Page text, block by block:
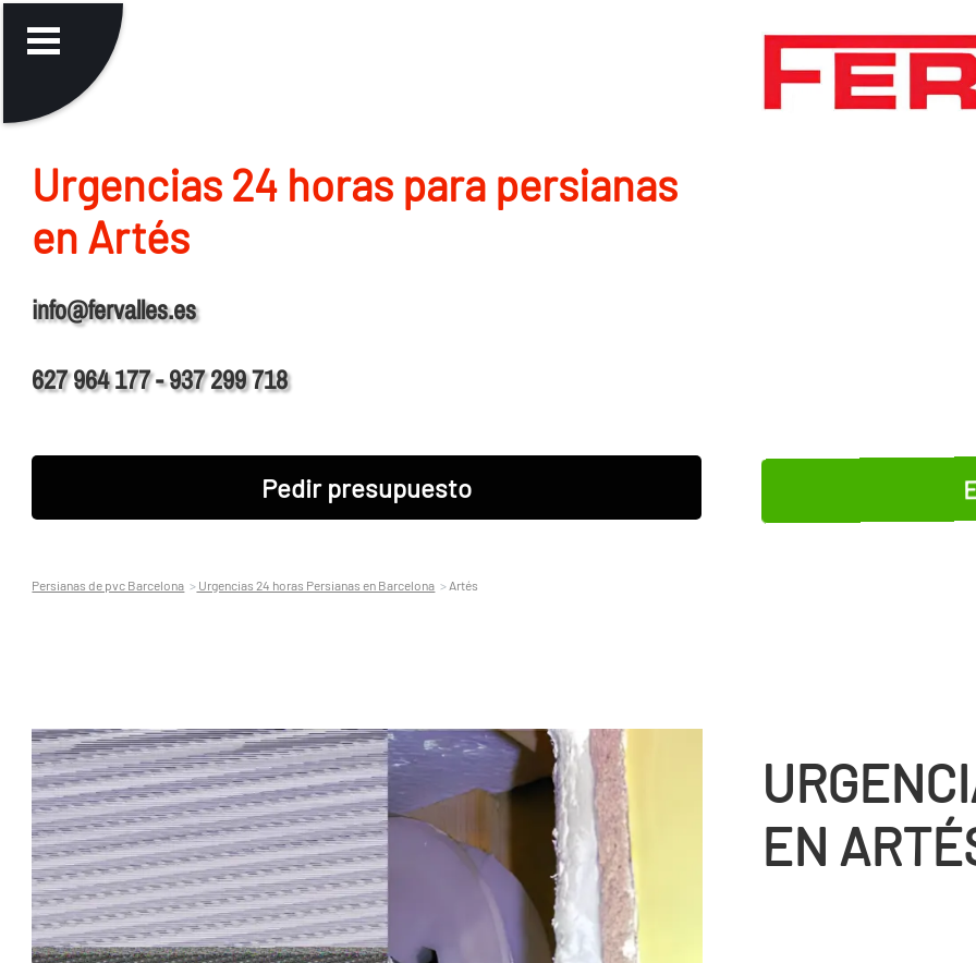
Urgencias 24 horas para persianas
en Artés
info@fervalles.es
627 964 177 - 937 299 718
Pedir presupuesto
Persianas de pvc Barcelona Urgencias 24 horas Persianas en Barcelona Artés
EN